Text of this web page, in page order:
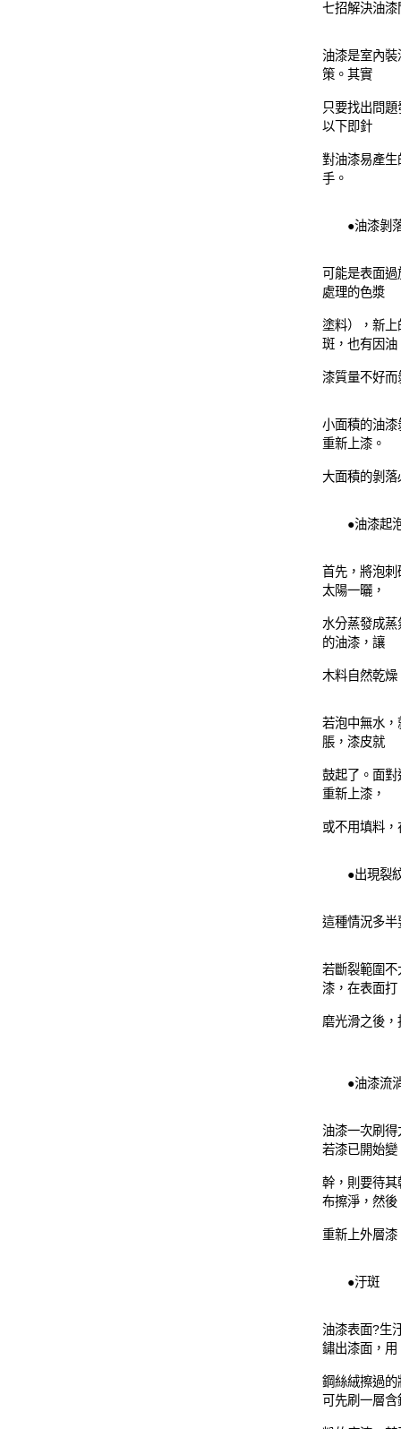
七招解決油漆
油漆是室內
策。其實
只要找出問
以下即針
對油漆易產
手。
●油漆剝
可能是表面
處理的色漿
塗料），新
斑，也有因油
漆質量不好而
小面積的油
重新上漆。
大面積的剝
●油漆起
首先，將泡
太陽一曬，
水分蒸發成
的油漆，讓
木料自然乾
若泡中無水
脹，漆皮就
鼓起了。面
重新上漆，
或不用填料
●出現裂
這種情況多
若斷裂範圍
漆，在表面打
磨光滑之後
●油漆流
油漆一次刷
若漆已開始變
幹，則要待
布擦淨，然後
重新上外層
●汙斑
油漆表面?生
鏽出漆面，用
鋼絲絨擦過
可先刷一層含